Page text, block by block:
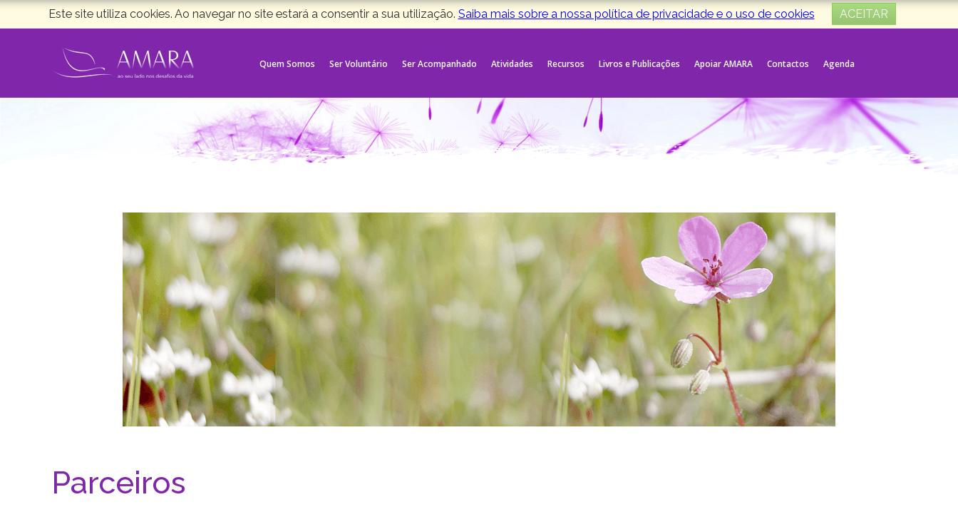
Este site utiliza cookies. Ao navegar no site estará a consentir a sua utilização. Saiba mais sobre a nossa política de privacidade e o uso de cookies ACEITAR
Quem Somos Ser Voluntário Ser Acompanhado Atividades Recursos Livros e Publicações Apoiar AMARA Contactos Agenda
Parceiros